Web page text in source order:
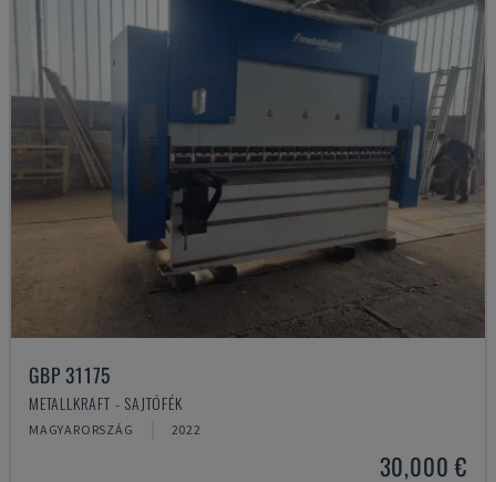
GBP 31175
METALLKRAFT - SAJTÓFÉK
MAGYARORSZÁG 2022
30,000 €